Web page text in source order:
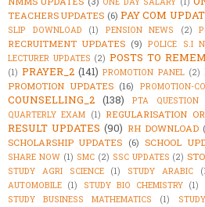
TEACHERS UPDATES (6) PAY COM
SLIP DOWNLOAD
(1) PENSION NEWS (2)
RECRUITMENT UPDATES (9) POLICE S.I
LECTURER UPDATES (2) POSTS TO
(1) PRAYER_2 (141) PROMOTION PANEL (2)
PROMOTION UPDATES (16) PROMOTION-
COUNSELLING_2 (138) PTA QUESTION
QUARTERLY EXAM (1) REGULARISATION
RESULT UPDATES (90) RH DOWNLOAD
SCHOLARSHIP UPDATES (6) SCHOOL
SHARE NOW (1) SMC (2) SSC UPDATES (2)
STUDY AGRI SCIENCE
(1) STUDY ARABIC
AUTOMOBILE (1) STUDY BIO CHEMISTRY (1)
STUDY BUSINESS MATHEMATICS (1)